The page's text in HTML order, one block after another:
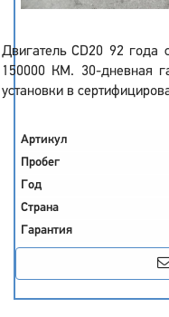
Двигатель CD20 92 года
150000 КМ. 30-дневная
установки в
Артикул
Пробег
Год
Страна
Гарантия